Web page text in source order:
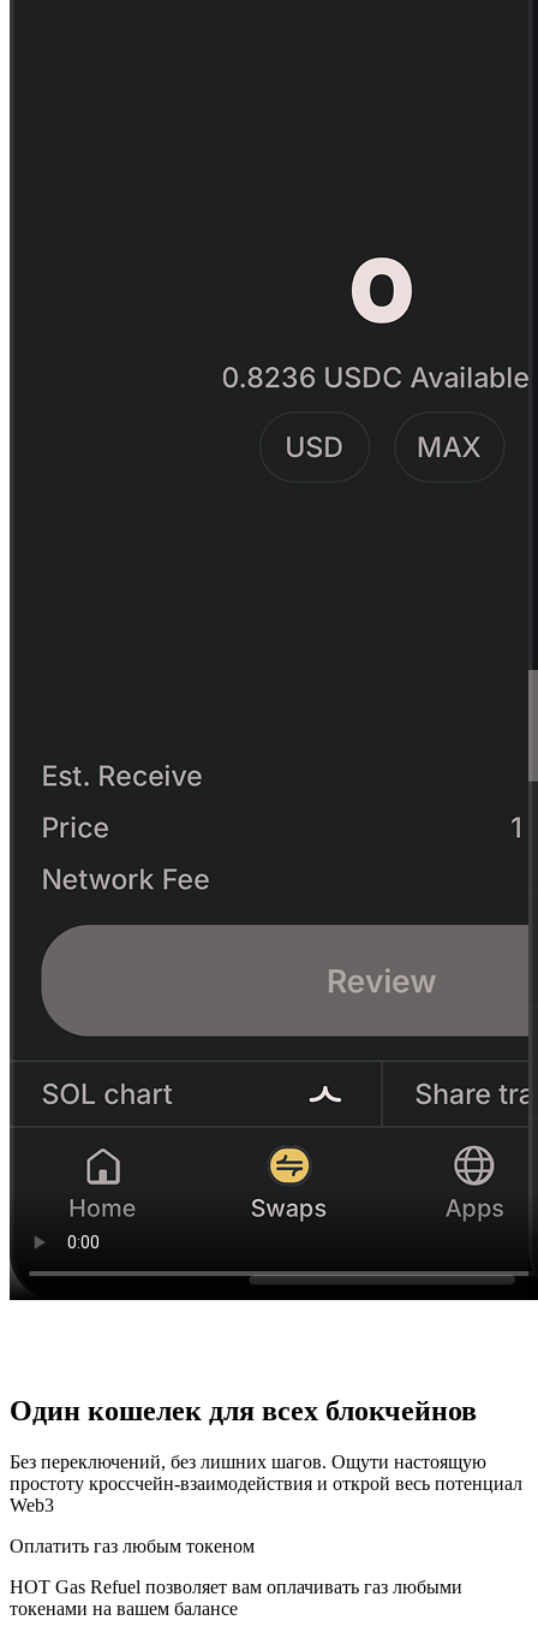
Один кошелек для всех блокчейнов
Без переключений, без лишних шагов. Ощути настоящую
простоту кроссчейн-взаимодействия и открой весь потенциал
Web3
Оплатить газ любым токеном
HOT Gas Refuel позволяет вам оплачивать газ любыми
токенами на вашем балансе